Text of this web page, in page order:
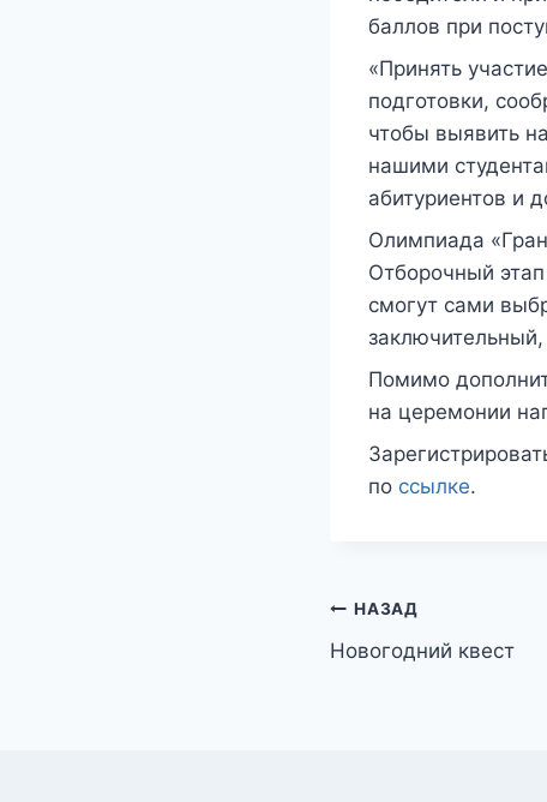
баллов при
«Принять
подготовки,
чтобы выявить
нашими
абитуриентов и
Олимпиада
Отборочный
смогут сами
Помимо
на церемонии
по ссылке.
Навигация
по
НАЗАД
Новогодний квест